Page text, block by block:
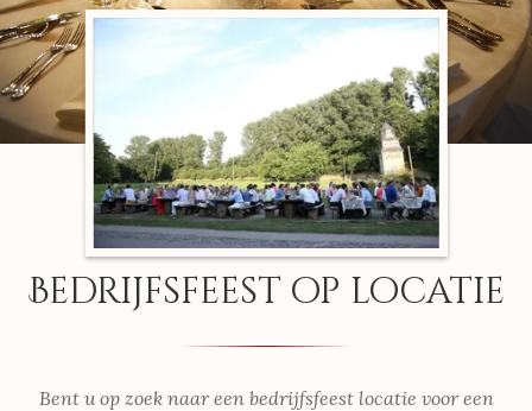
Bedrijfsfeest op locatie
Bent u op zoek naar een bedrijfsfeest locatie voor een